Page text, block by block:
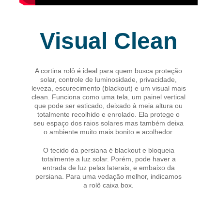
Visual Clean
A cortina rolô é ideal para quem busca proteção
solar, controle de luminosidade, privacidade,
leveza, escurecimento (blackout) e um visual mais
clean. Funciona como uma tela, um painel vertical
que pode ser esticado, deixado à meia altura ou
totalmente recolhido e enrolado. Ela protege o
seu espaço dos raios solares mas também deixa
o ambiente muito mais bonito e acolhedor.
O tecido da persiana é blackout e bloqueia
totalmente a luz solar. Porém, pode haver a
entrada de luz pelas laterais, e embaixo da
persiana. Para uma vedação melhor, indicamos
a rolô caixa box.